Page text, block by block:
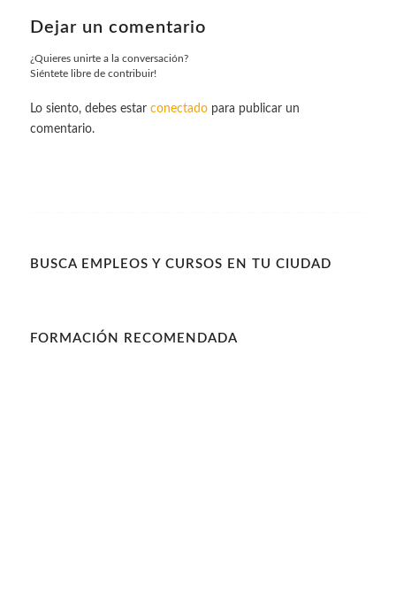
Dejar un comentario
¿Quieres unirte a la conversación?
Siéntete libre de contribuir!
Lo siento, debes estar conectadopara publicar un
comentario.
BUSCA EMPLEOS Y CURSOS EN TU CIUDAD
FORMACIÓN RECOMENDADA